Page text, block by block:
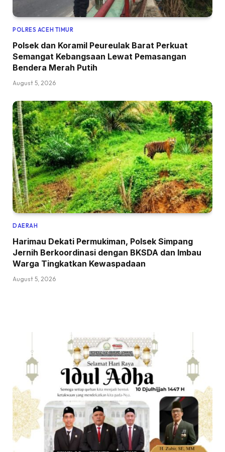
POLRES ACEH TIMUR
Polsek dan Koramil Peureulak Barat Perkuat
Semangat Kebangsaan Lewat Pemasangan
Bendera Merah Putih
August 5, 2026
DAERAH
Harimau Dekati Permukiman, Polsek Simpang
Jernih Berkoordinasi dengan BKSDA dan Imbau
Warga Tingkatkan Kewaspadaan
August 5, 2026